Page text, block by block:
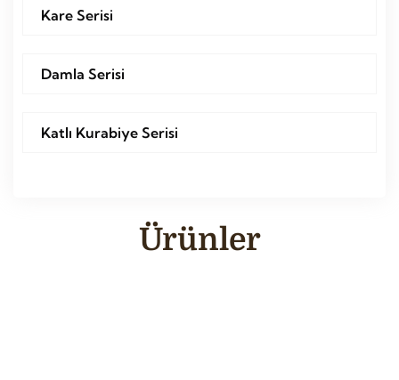
Kare Serisi
Damla Serisi
Katlı Kurabiye Serisi
Ürünler